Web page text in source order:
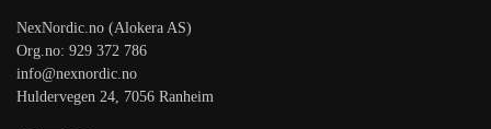
NexNordic.no (Alokera AS)
Org.no: 929 372 786
info@nexnordic.no
Huldervegen 24, 7056 Ranheim